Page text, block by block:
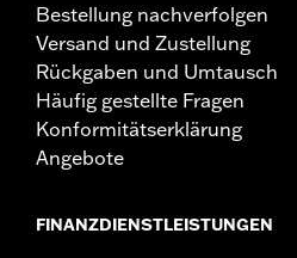
Bestellung nachverfolgen
Versand und Zustellung
Rückgaben und Umtausch
Häufig gestellte Fragen
Konformitätserklärung
Angebote
FINANZDIENSTLEISTUNGEN